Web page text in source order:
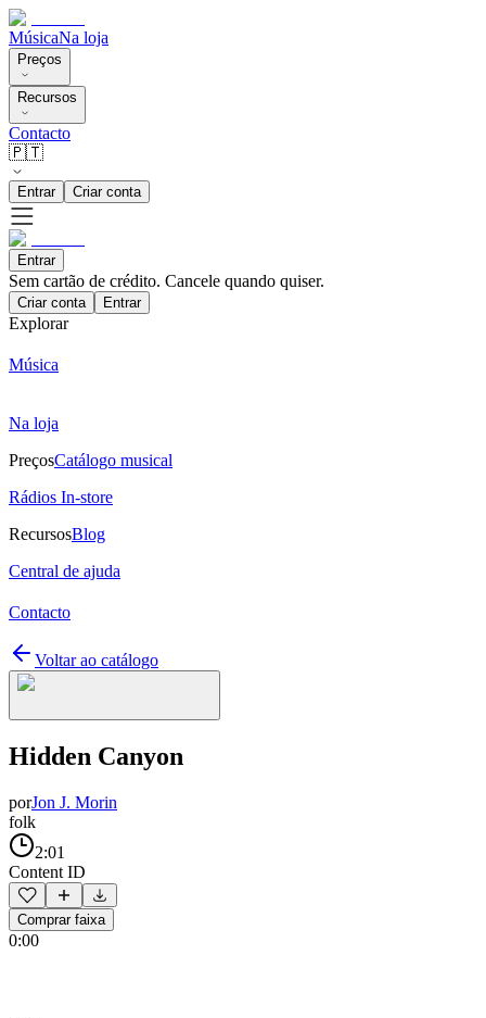
MúsicaNa loja
Preços
Recursos
Contacto
🇵🇹
Entrar Criar conta
Entrar
Sem cartão de crédito. Cancele quando quiser.
Criar conta Entrar
Explorar
Música
Na loja
PreçosCatálogo musical
Rádios In-store
RecursosBlog
Central de ajuda
Contacto
Voltar ao catálogo
Hidden Canyon
porJon J. Morin
folk
2:01
Content ID
Comprar faixa
0:00